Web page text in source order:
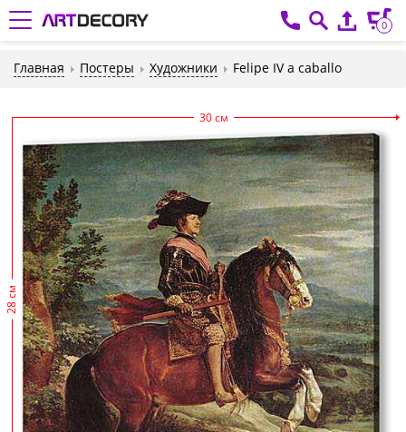
0
Главная Постеры Художники Felipe IV a caballo
30 см
28 см